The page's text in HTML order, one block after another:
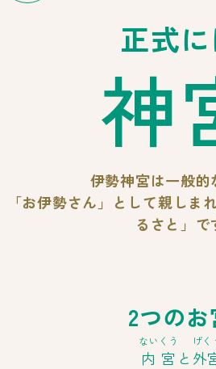
正式
神
伊勢神宮は一般的
「お伊勢さん」として親しま
るさと」で
2つのお
内宮
ないくう
と 外
げく